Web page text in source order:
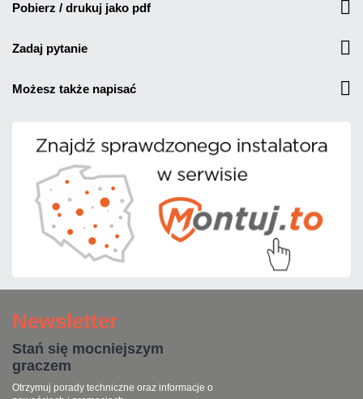
pobierz / drukuj jako pdf
zadaj pytanie
możesz także napisać
Newsletter
Stań się mocniejszym
graczem
Otrzymuj porady techniczne oraz informacje o